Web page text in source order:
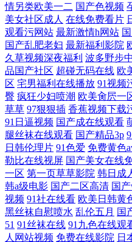
情另类欧美一二 国产色视频
美女社区成人 在线免费看片
观看污网站 最新激情h网站
国产乱肥老妇 最新福利影院
久草视频深夜福利 波多野步
品国产社区 超碰无码在线 欧
区 宅男福利在线播放 91视频
臀 疯狂少妇喷潮 欧美肏屄一
草草 97狠狠插 香蕉视频下载
91日逼视频 国产成在线观看
腿丝袜在线观看 国产精品3p
日韩伦理片 91色爱 免费黄色
勒比在线视屏 国产美女在线
一区 第一页草草影院 韩日成
韩a级电影 国产二区高清 国
视频 91社在线看 欧美日韩黄
黑丝袜自慰喷水 乱伦五月 国
51 91丝袜在线 91九色在线观
人网站视频 免费在线影院 日